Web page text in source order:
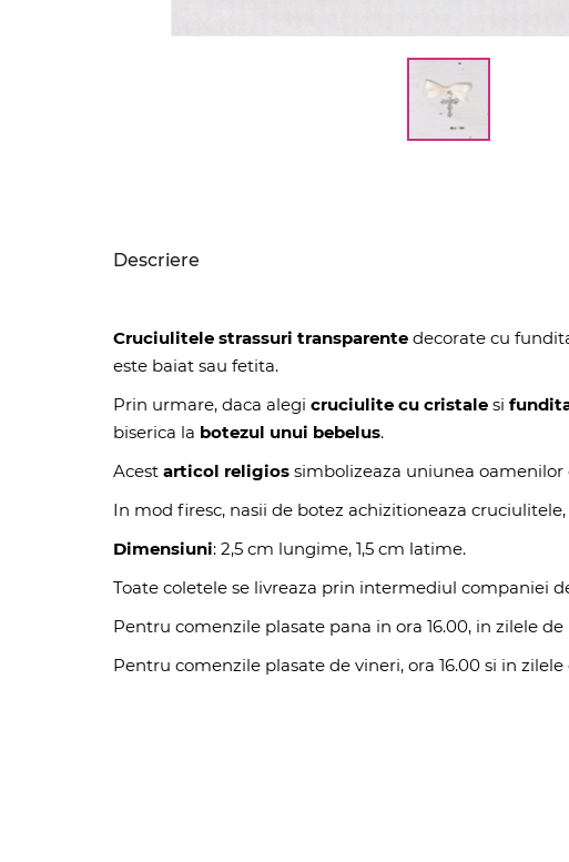
Descriere
Cruciulitele strassuri transparente decorate cu
este baiat sau fetita.
Prin urmare, daca alegi cruciulite cu cristale si
biserica la botezul unui bebelus.
Acest articol religios simbolizeaza uniunea
In mod firesc, nasii de botez achizitioneaza
Dimensiuni: 2,5 cm lungime, 1,5 cm latime.
Toate coletele se livreaza prin intermediul companiei
Pentru comenzile plasate pana in ora 16.00, in zilele
Pentru comenzile plasate de vineri, ora 16.00 si in